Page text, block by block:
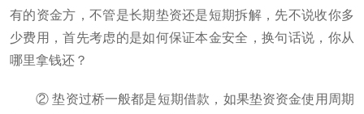
有的资金方，不管是长期垫资还是短期拆解，先不说收你多
少费用，首先考虑的是如何保证本金安全，换句话说，你从
哪里拿钱还？
② 垫资过桥一般都是短期借款，如果垫资资金使用周期